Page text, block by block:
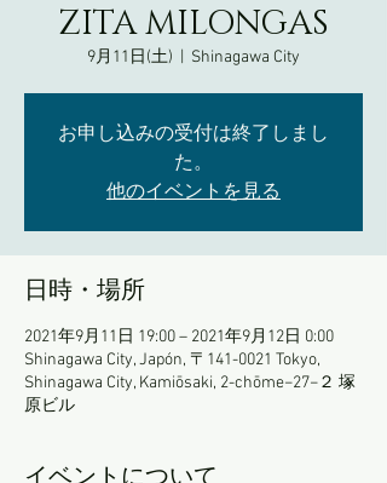
ZITA MILONGAS
9月11日(土)
  |
Shinagawa City
お申し込みの受付は終了しまし
た。
他のイベントを見る
日時・場所
2021年9月11日 19:00 – 2021年9月12日 0:00
Shinagawa City, Japón, 〒141-0021 Tokyo,
Shinagawa City, Kamiōsaki, 2-chōme−27−２ 塚
原ビル